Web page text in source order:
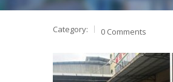
Category: 0 Comments